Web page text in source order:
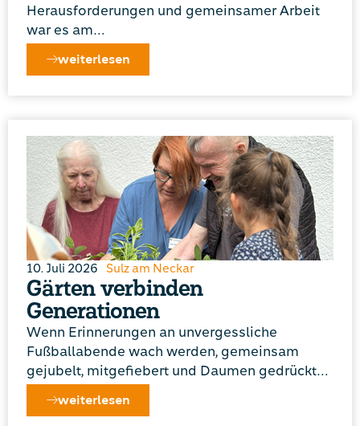
Herausforderungen und gemeinsamer Arbeit
war es am…
weiterlesen
10. Juli 2026 Sulz am Neckar
Gärten verbinden
Generationen
Wenn Erinnerungen an unvergessliche
Fußballabende wach werden, gemeinsam
gejubelt, mitgefiebert und Daumen gedrückt…
weiterlesen